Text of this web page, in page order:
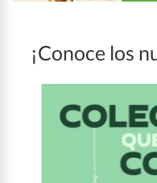
¡Conoce los